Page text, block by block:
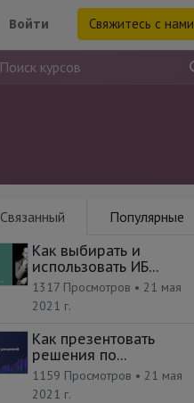
Войти Свяжитесь с нами
Связанный
Популярные
Как выбирать и
использовать ИБ
фреймворки?
1317 Просмотров • 21 мая
2021 г.
Как презентовать
решения по
безопасности бизнес-
подразделениям
1159 Просмотров • 21 мая
2021 г.